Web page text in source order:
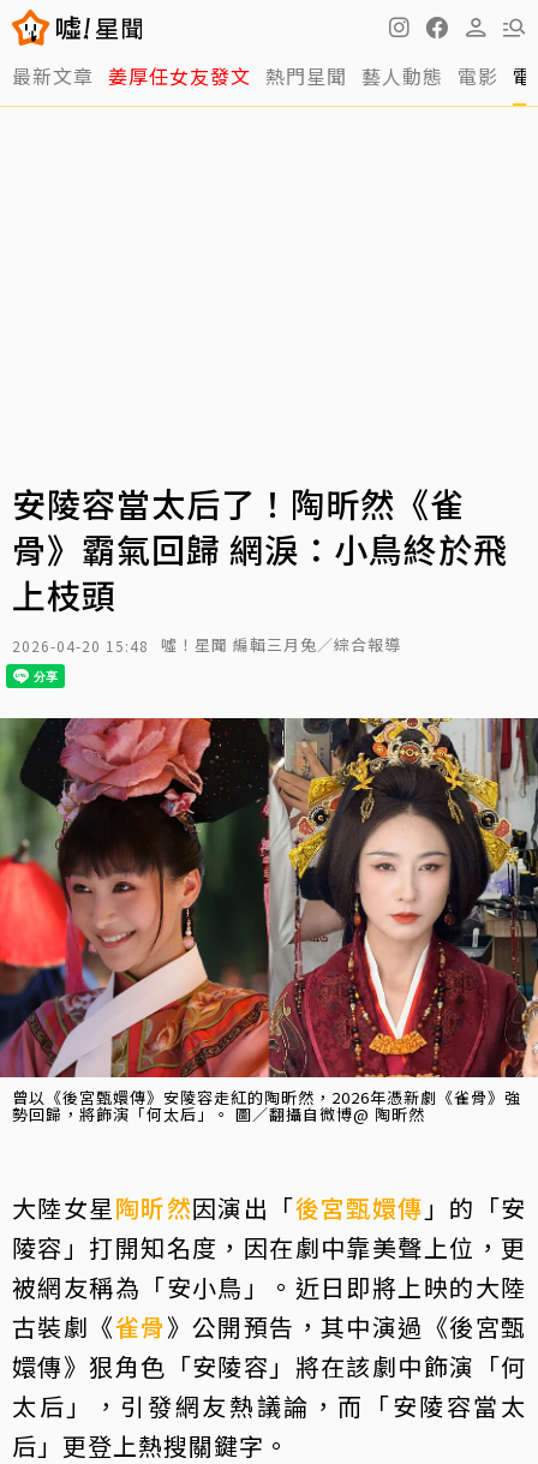
最新文章 姜厚任女友發文 熱門星聞 藝人動態 電影
安陵容當太后了！陶昕然《雀
骨》霸氣回歸 網淚：小鳥終於飛
上枝頭
2026-04-20 15:48 噓！星聞 編輯三月兔／綜合報導
曾以《後宮甄嬛傳》安陵容走紅的陶昕然，2026年憑新劇《雀骨》強
勢回歸，將飾演「何太后」。 圖／翻攝自微博@ 陶昕然
大陸女星陶昕然因演出「後宮甄嬛傳 」的「安
陵容」打開知名度，因在劇中靠美聲上位，更
被網友稱為「安小鳥」。近日即將上映的大陸
古裝劇《雀骨》公開預告，其中演過《後宮甄
嬛傳》狠角色「安陵容」將在該劇中飾演「何
太后」，引發網友熱議論，而「安陵容當太
后」更登上熱搜關鍵字。